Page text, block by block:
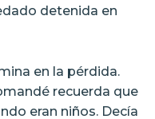
detenida en
en la pérdida.
recuerda que
eran niños. Decía